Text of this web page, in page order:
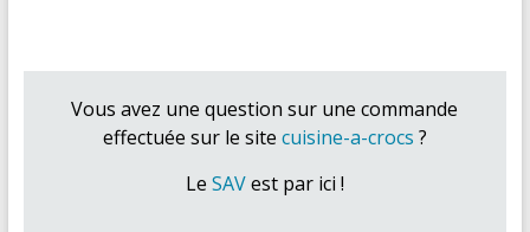
Vous avez une question sur une commande
effectuée sur le site cuisine-a-crocs ?
Le SAVest par ici !